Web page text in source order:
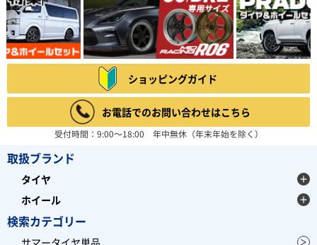
ショッピングガイド
お電話でのお問い合わせはこちら
受付時間：9:00～18:00 年中無休（年末年始を除く）
取扱ブランド
タイヤ
ホイール
検索カテゴリー